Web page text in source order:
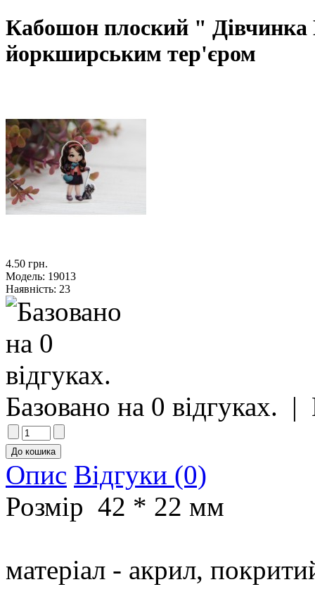
Кабошон плоский "
йоркширським тер'єром
4.50 грн.
Модель: 19013
Наявність: 23
Базовано на 0 відгуках. |
Опис Відгуки (0)
Розмір 42 * 22 мм
матеріал - акрил,